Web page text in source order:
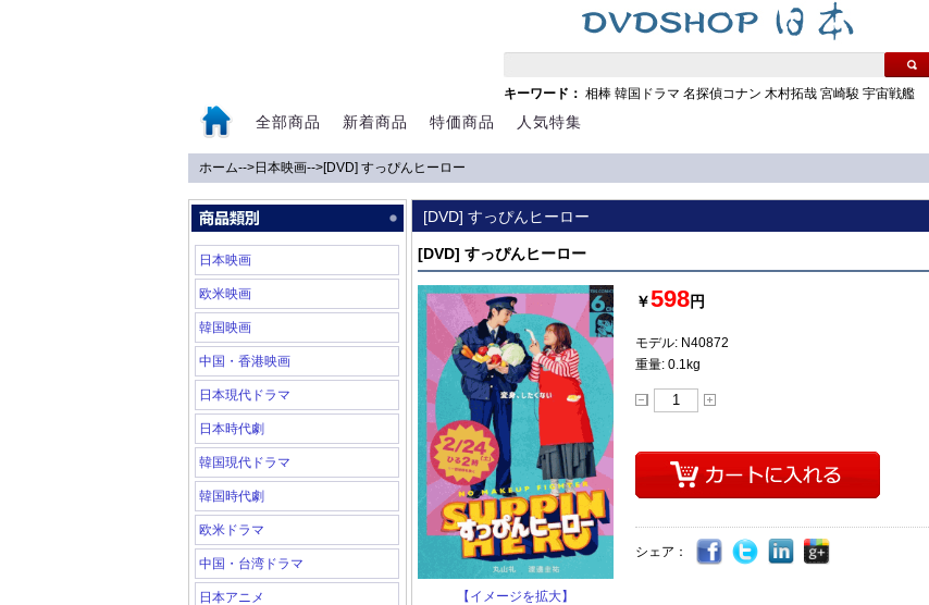
キーワード： 相棒 韓国ドラマ 名探偵コナン 木村拓哉 宮崎駿 宇宙戦艦
全部商品 新着商品 特価商品 人気特集
ホーム-->日本映画-->[DVD] すっぴんヒーロー
日本映画
欧米映画
韓国映画
中国・香港映画
日本現代ドラマ
日本時代劇
韓国現代ドラマ
韓国時代劇
欧米ドラマ
中国・台湾ドラマ
日本アニメ
[DVD] すっぴんヒーロー
[DVD] すっぴんヒーロー
【イメージを拡大】
￥598円
モデル: N40872
重量: 0.1kg
シェア：
0